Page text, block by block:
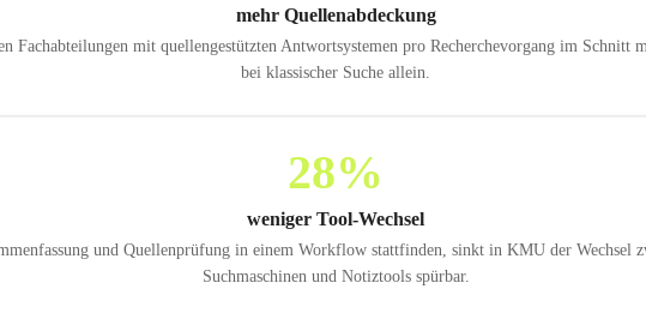
mehr Quellenabdeckung
Fachabteilungen mit quellengestützten Antwortsystemen pro Recherchevorgang im Schnitt
bei klassischer Suche allein.
28%
weniger Tool-Wechsel
und Quellenprüfung in einem Workflow stattfinden, sinkt in KMU der Wechsel
Suchmaschinen und Notiztools spürbar.